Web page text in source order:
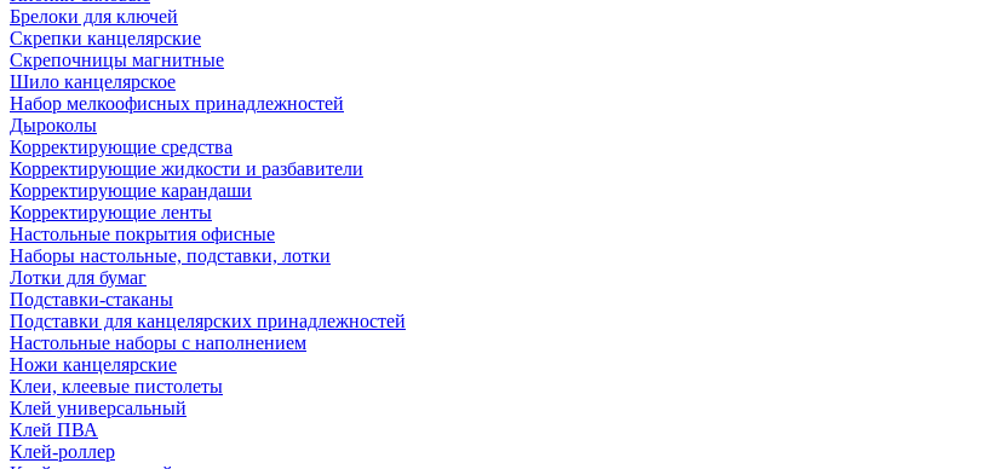
Брелоки для ключей
Скрепки канцелярские
Скрепочницы магнитные
Шило канцелярское
Набор мелкоофисных принадлежностей
Дыроколы
Корректирующие средства
Корректирующие жидкости и разбавители
Корректирующие карандаши
Корректирующие ленты
Настольные покрытия офисные
Наборы настольные, подставки, лотки
Лотки для бумаг
Подставки-стаканы
Подставки для канцелярских принадлежностей
Настольные наборы с наполнением
Ножи канцелярские
Клеи, клеевые пистолеты
Клей универсальный
Клей ПВА
Клей-роллер